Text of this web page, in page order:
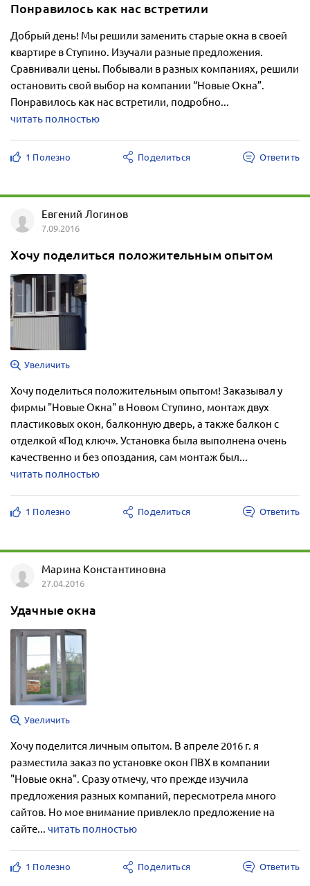
Понравилось как нас встретили
Добрый день! Мы решили заменить старые окна в своей
квартире в Ступино. Изучали разные предложения.
Сравнивали цены. Побывали в разных компаниях, решили
остановить свой выбор на компании “Новые Окна”.
Понравилось как нас встретили, подробно...
читать полностью
1 Полезно Поделиться Ответить
Евгений Логинов
7.09.2016
Хочу поделиться положительным опытом
Увеличить
Хочу поделиться положительным опытом! Заказывал у
фирмы "Новые Окна" в Новом Ступино, монтаж двух
пластиковых окон, балконную дверь, а также балкон с
отделкой «Под ключ». Установка была выполнена очень
качественно и без опоздания, сам монтаж был...
читать полностью
1 Полезно Поделиться Ответить
Марина Константиновна
27.04.2016
Удачные окна
Увеличить
Хочу поделится личным опытом. В апреле 2016 г. я
разместила заказ по установке окон ПВХ в компании
"Новые окна". Сразу отмечу, что прежде изучила
предложения разных компаний, пересмотрела много
сайтов. Но мое внимание привлекло предложение на
сайте... читать полностью
1 Полезно Поделиться Ответить